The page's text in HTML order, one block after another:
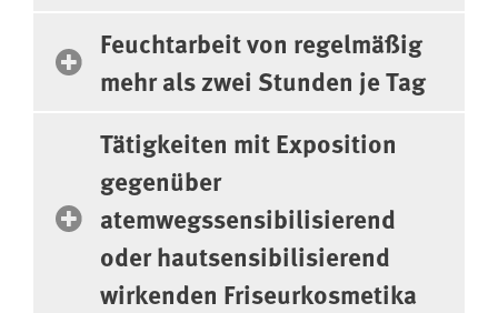
Feuchtarbeit von regelmäßig
mehr als zwei Stunden je Tag
Tätigkeiten mit Exposition
gegenüber
atemwegssensibilisierend
oder hautsensibilisierend
wirkenden Friseurkosmetika